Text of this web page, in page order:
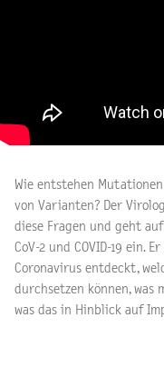
Wie entstehen
von Varianten? Der
diese Fragen und geht
CoV-2 und COVID-19 ein.
Coronavirus entdeckt,
durchsetzen können, was
was das in Hinblick auf